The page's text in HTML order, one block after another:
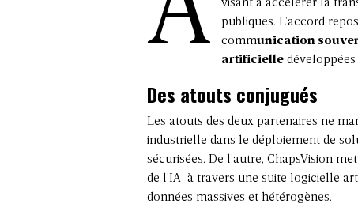
visant à accélérer la
publiques. L’accord
communication
artificielle développées
Des atouts conjugués
Les atouts des deux partenaires ne
industrielle dans le déploiement de
sécurisées. De l’autre, ChapsVision
de l’IA à travers une suite logicielle
données massives et hétérogènes.